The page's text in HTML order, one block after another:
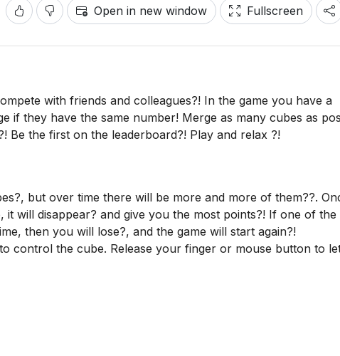
Open in new window Fullscreen
with friends and colleagues?! In the game you have a
if they have the same number! Merge as many cubes as
Be the first on the leaderboard?! Play and relax ?!
but over time there will be more and more of them??.
it will disappear? and give you the most points?! If one of the
then you will lose?, and the game will start again?!
control the cube. Release your finger or mouse button to